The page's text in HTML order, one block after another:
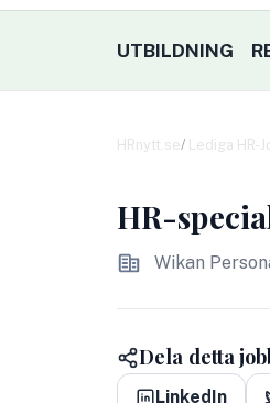
UTBILDNING
HRnytt.se Lediga HR-
HR-
Wikan
Dela detta
LinkedIn